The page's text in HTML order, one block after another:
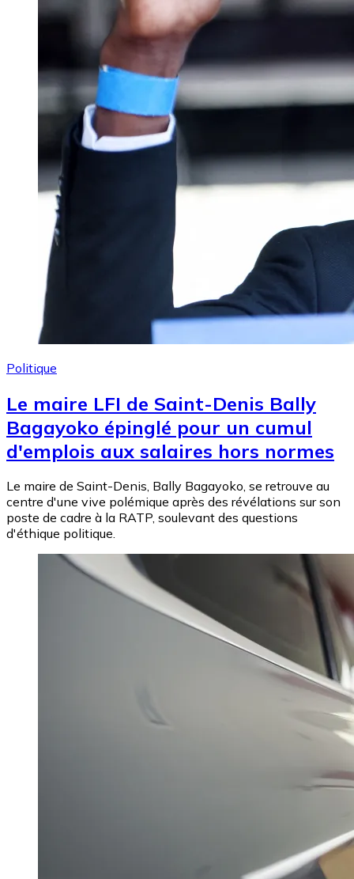
Politique
Le maire LFI de Saint-Denis Bally
Bagayoko épinglé pour un cumul
d'emplois aux salaires hors normes
Le maire de Saint-Denis, Bally Bagayoko, se retrouve au
centre d'une vive polémique après des révélations sur son
poste de cadre à la RATP, soulevant des questions
d'éthique politique.
Image